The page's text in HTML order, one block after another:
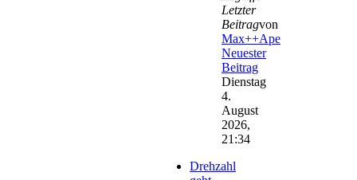
Letzter
Beitragvon
Max++Ape
Neuester
Beitrag
Dienstag
4.
August
2026,
21:34
Drehzahl